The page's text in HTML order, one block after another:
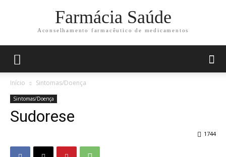
Farmácia Saúde
Aconselhamento farmacêutico de medicamentos
Início Sintomas/Doença
Sintomas/Doença
Sudorese
1744